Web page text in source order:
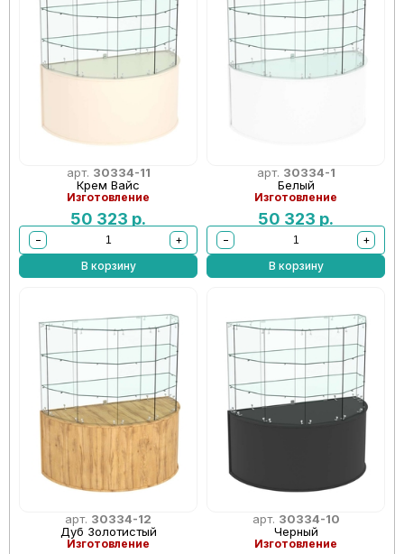
арт. 30334-11
Крем Вайс
Изготовление
50 323 р.
−
+
В корзину
арт. 30334-1
Белый
Изготовление
50 323 р.
−
+
В корзину
арт. 30334-12
Дуб Золотистый
Изготовление
арт. 30334-10
Черный
Изготовление